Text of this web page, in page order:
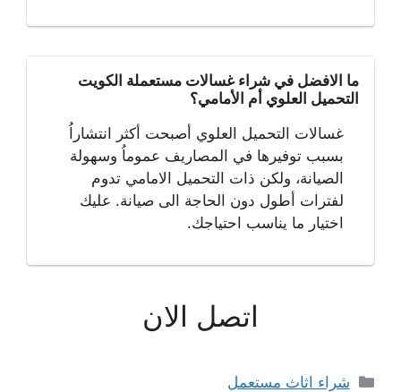
ما الافضل في شراء غسالات مستعملة الكويت
التحميل العلوي أم الأمامي؟
غسالات التحميل العلوي أصبحت أكثر انتشاراُ
بسبب توفيرها في المصاريف عموماُ وسهولة
الصيانة، ولكن ذات التحميل الامامي تدوم
لفترات أطول دون الحاجة الى صيانة. عليك
اختيار ما يناسب احتياجك.
اتصل الان
التصنيفات
شراء اثاث مستعمل